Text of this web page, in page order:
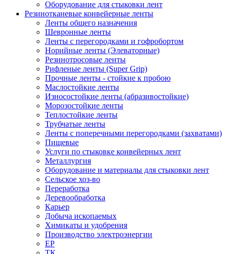
Оборудование для стыковки лент
Резинотканевые конвейерные ленты
Ленты общего назначения
Шевронные ленты
Ленты с перегородками и гофробортом
Норийные ленты (Элеваторные)
Резинотросовые ленты
Рифленые ленты (Super Grip)
Прочные ленты - стойкие к пробою
Маслостойкие ленты
Износостойкие ленты (абразивостойкие)
Морозостойкие ленты
Теплостойкие ленты
Трубчатые ленты
Ленты с поперечными перегородками (захватами)
Пищевые
Услуги по стыковке конвейерных лент
Металлургия
Оборудование и материалы для стыковки лент
Сельское хоз-во
Переработка
Деревообработка
Карьер
Добыча ископаемых
Химикаты и удобрения
Производство электроэнергии
EP